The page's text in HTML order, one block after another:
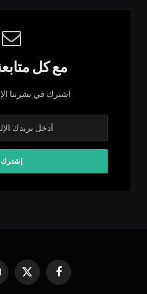
مع كل
اشترك في نشرتنا
فيسبوك
X